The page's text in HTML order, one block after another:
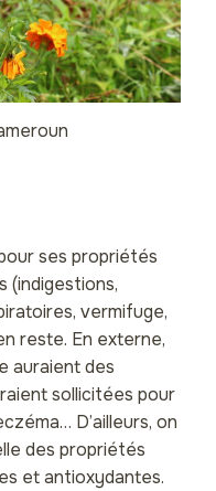
ses propriétés
(indigestions,
vermifuge,
reste. En externe,
auraient des
sollicitées pour
D’ailleurs, on
des propriétés
et antioxydantes.